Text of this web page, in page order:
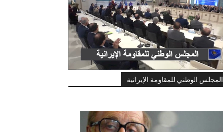
المجلس الوطني للمقاومة الإيرانية